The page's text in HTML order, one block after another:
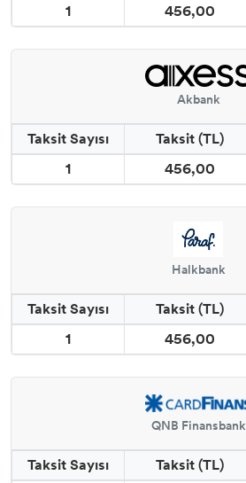
1
456,00
Akbank
Taksit Sayısı Taksit (TL)
1
456,00
Halkbank
Taksit Sayısı Taksit (TL)
1
456,00
QNB Finansbank
Taksit Sayısı Taksit (TL)